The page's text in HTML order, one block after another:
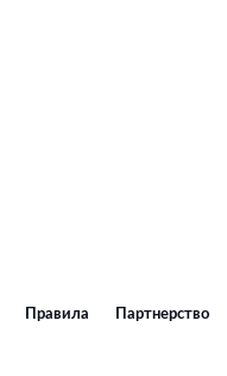
Правила Партнерство